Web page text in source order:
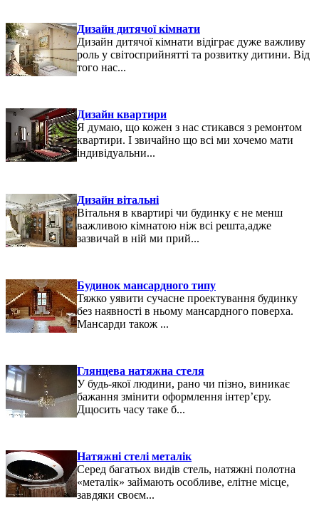
Дизайн дитячої кімнати
Дизайн дитячої кімнати відіграє дуже важливу
роль у світосприйнятті та розвитку дитини. Від
того нас...
Дизайн квартири
Я думаю, що кожен з нас стикався з ремонтом
квартири. І звичайно що всі ми хочемо мати
індивідуальни...
Дизайн вітальні
Вітальня в квартирі чи будинку є не менш
важливою кімнатою ніж всі решта,адже
зазвичай в ній ми прий...
Будинок мансардного типу
Тяжко уявити сучасне проектування будинку
без наявності в ньому мансардного поверха.
Мансарди також ...
Глянцева натяжна стеля
У будь-якої людини, рано чи пізно, виникає
бажання змінити оформлення інтер’єру.
Дщосить часу таке б...
Натяжні стелі металік
Серед багатьох видів стель, натяжні полотна
«металік» займають особливе, елітне місце,
завдяки своєм...